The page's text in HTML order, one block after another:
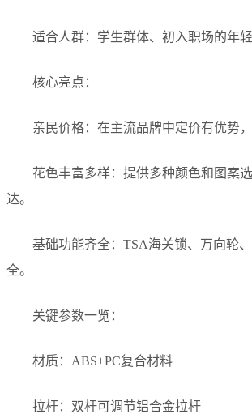
适合人群：学生群体、初入职场的年
核心亮点：
亲民价格：在主流品牌中定价有优势
花色丰富多样：提供多种颜色和图案
达。
基础功能齐全：TSA海关锁、万向轮
全。
关键参数一览：
材质：ABS+PC复合材料
拉杆：双杆可调节铝合金拉杆